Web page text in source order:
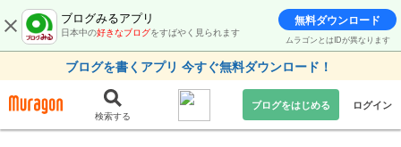
ブログみるアプリ
日本中の好きなブログをすばやく見られます
無料ダウンロード
ムラゴンとはIDが異なります
ブログを書くアプリ 今すぐ無料ダウンロード！
検索する
ブログをはじめる ログイン